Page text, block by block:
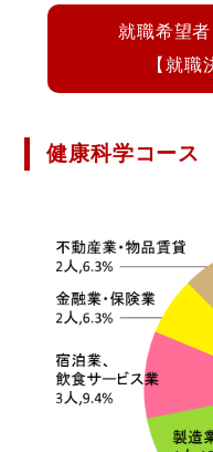
就職希望
【就職
健康科学コース